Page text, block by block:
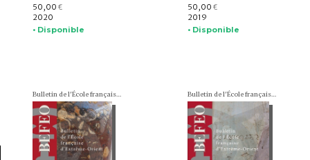
50,00 €
2020
• Disponible
50,00 €
2019
• Disponible
Bulletin de l'École française d'Extrême-Orient (BEFEO) Bulletin de l'École française d'Extrême-Orient (BEFEO)